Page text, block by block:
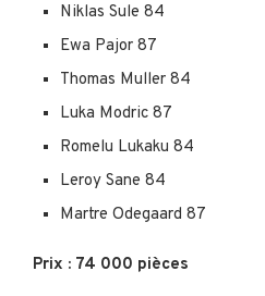
Niklas Sule 84
Ewa Pajor 87
Thomas Muller 84
Luka Modric 87
Romelu Lukaku 84
Leroy Sane 84
Martre Odegaard 87
Prix : 74 000 pièces